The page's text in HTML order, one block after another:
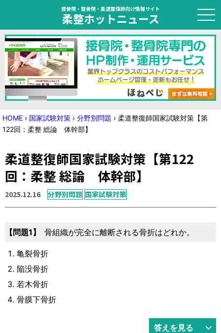
接骨院・整骨院・柔道整復師向け情報サイト
柔整ホットニュース
HOME
トピック
ニュース
国家試験対策
学会・セミナー情報
HOME › 国家試験対策 › 分野別問題 › 柔道整復師国家試験対策【第
122回：柔整 総論 体幹部】
柔道整復師国家試験対策【第122
回：柔整 総論 体幹部】
2025.12.16 分野別問題 国家試験対策
問題1 骨組織が完全に離断される骨折はどれか。
亀裂骨折
陥没骨折
若木骨折
骨膜下骨折
答えを見る